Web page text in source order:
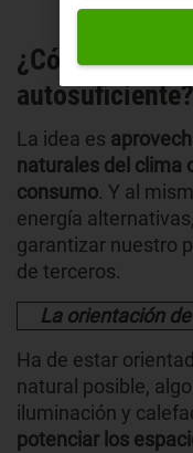
¿Cómo
autosuficiente?
La idea es
naturales del clima
consumo. Y al
energía
garantizar nuestro
de terceros.
La orientación
Ha de estar
natural posible,
iluminación y
potenciar los